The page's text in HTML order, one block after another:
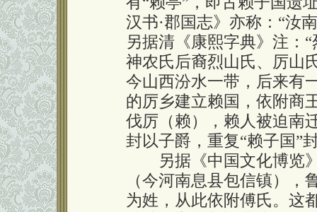
汉书·郡国志》亦称：“汝
另据清《康熙字典》注：
神农氏后裔烈山氏、厉山
今山西汾水一带，后来有
的厉乡建立赖国，依附商
伐厉（赖），赖人被迫南
封以子爵，重复“赖子国”
另据《中国文化博览》
（今河南息县包信镇）
为姓，从此依附傅氏。这